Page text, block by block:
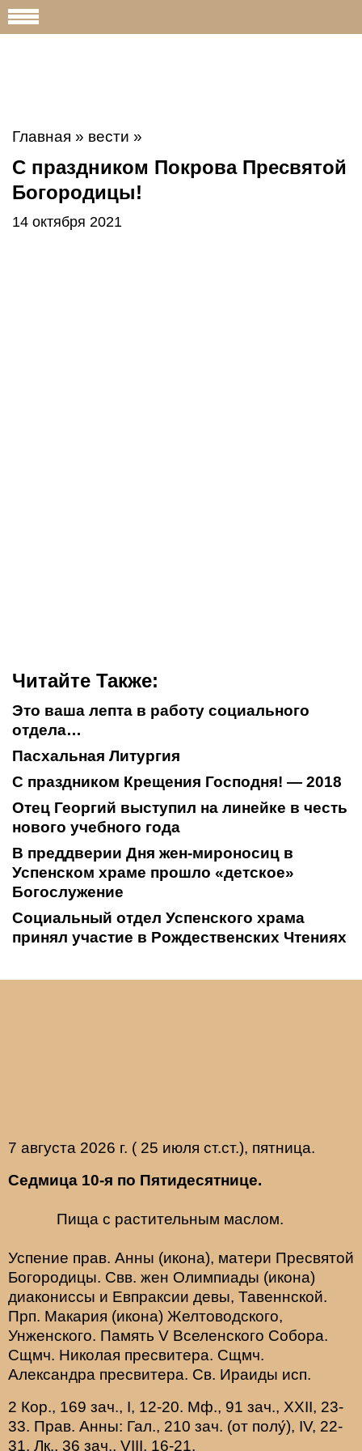
Главная » вести »
С праздником Покрова Пресвятой
Богородицы!
14 октября 2021
Читайте Также:
Это ваша лепта в работу социального
отдела…
Пасхальная Литургия
С праздником Крещения Господня! — 2018
Отец Георгий выступил на линейке в честь
нового учебного года
В преддверии Дня жен-мироносиц в
Успенском храме прошло «детское»
Богослужение
Социальный отдел Успенского храма
принял участие в Рождественских Чтениях
7 августа 2026 г. ( 25 июля ст.ст.), пятница.
Седмица 10-я по Пятидесятнице.
Пища с растительным маслом.
Успение прав. Анны (икона), матери Пресвятой
Богородицы. Свв. жен Олимпиады (икона)
диакониссы и Евпраксии девы, Тавеннской.
Прп. Макария (икона) Желтоводского,
Унженского. Память V Вселенского Собора.
Сщмч. Николая пресвитера. Сщмч.
Александра пресвитера. Св. Ираиды исп.
2 Кор., 169 зач., I, 12-20. Мф., 91 зач., XXII, 23-
33. Прав. Анны: Гал., 210 зач. (от полу́), IV, 22-
31. Лк., 36 зач., VIII, 16-21.